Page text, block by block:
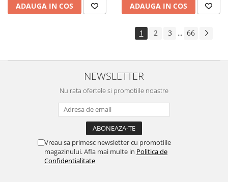
ADAUGA IN COS ADAUGA IN COS
1 2 3 ... 66
NEWSLETTER
Nu rata ofertele si promotiile noastre
Vreau sa primesc newsletter cu promotiile
magazinului. Afla mai multe in Politica de
Confidentialitate